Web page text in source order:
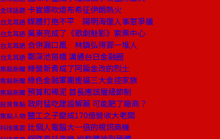
全球話題 卡崔娜吹熄布希征伊朗熱火
台北耳語 媒體打抱不平 陽明海運人事惹爭議
台北耳語 吳東亮成了《歌劇魅影》索票中心
台北耳語 合併漏口風 林鎮弘得罪一堆人
台北耳語 鄭深池搭橋 溝通台日金融圈
焦點新聞 綠營新貴成了阿扁金改的烈士
焦點新聞 綠色金融軍團進逼三大金控家族
焦點新聞 預算和稀泥 首長應該層級節制
投資焦點 政府猛吃建設解藥 可能肥了廠商？
焦點人物 鹽工之子變成170億營收大老闆
科技風雲 比個人電腦大一倍的視訊商機